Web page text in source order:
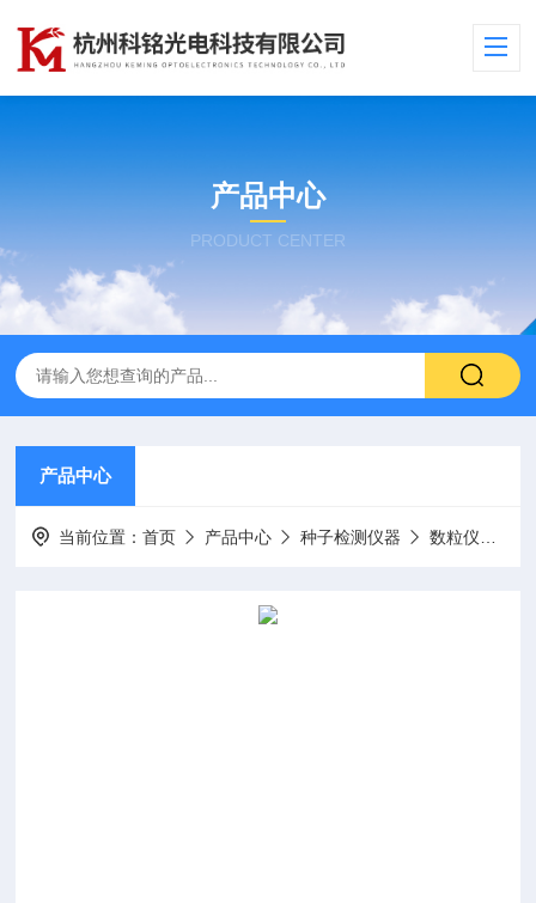
产品中心
PRODUCT CENTER
产品中心
当前位置：首页 产品中心 种子检测仪器 数粒仪